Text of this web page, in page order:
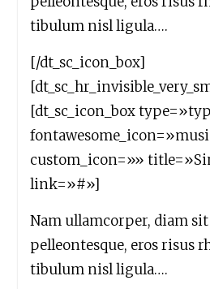
tibulum nisl ligula….
[/dt_sc_icon_box]
[dt_sc_icon_box
custom_icon=»»
link=»#»]
Nam ullamcorper, diam
pelleontesque, eros risus
tibulum nisl ligula….